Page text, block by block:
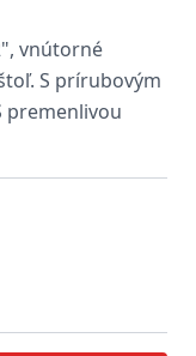
vnútorné
S prírubovým
premenlivou